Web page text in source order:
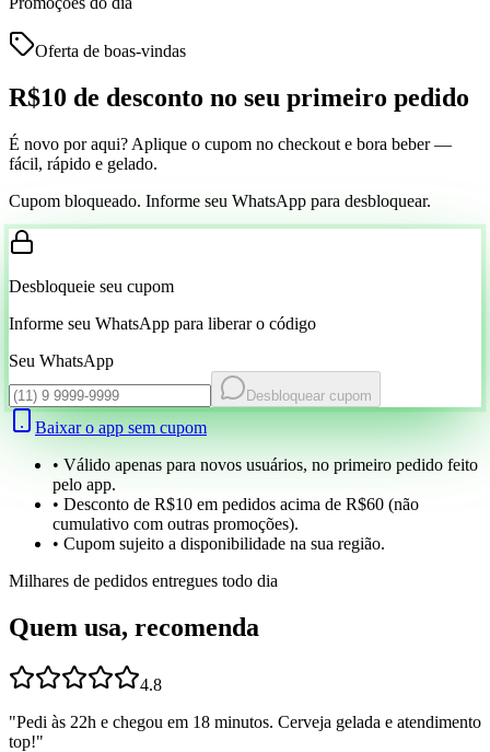
Oferta de boas-vindas
R$10 de desconto no seu primeiro pedido
É novo por aqui? Aplique o cupom no checkout e bora beber —
fácil, rápido e gelado.
Cupom bloqueado. Informe seu WhatsApp para desbloquear.
Desbloqueie seu cupom
Informe seu WhatsApp para liberar o código
Seu WhatsApp
Desbloquear cupom
Baixar o app sem cupom
• Válido apenas para novos usuários, no primeiro pedido feito
pelo app.
• Desconto de R$10 em pedidos acima de R$60 (não
cumulativo com outras promoções).
• Cupom sujeito a disponibilidade na sua região.
Milhares de pedidos entregues todo dia
Quem usa, recomenda
4.8
"Pedi às 22h e chegou em 18 minutos. Cerveja gelada e atendimento
top!"